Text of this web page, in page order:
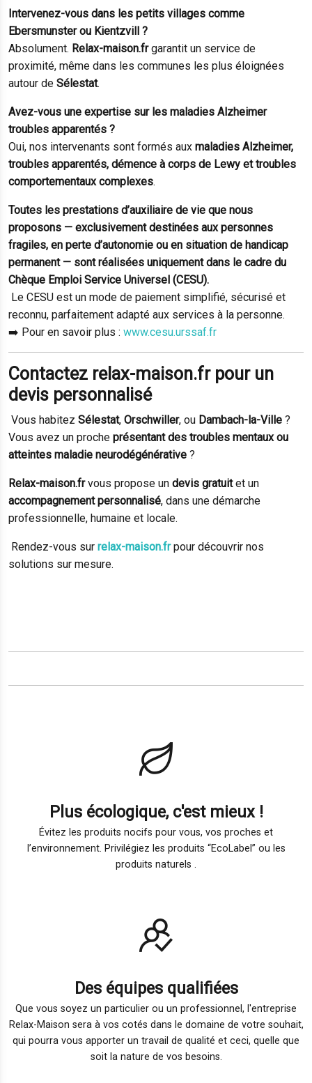
Intervenez-vous dans les petits villages comme
Ebersmunster ou Kientzvill ?
Absolument. Relax-maison.frgarantit un service de
proximité, même dans les communes les plus éloignées
autour de Sélestat.
Avez-vous une expertise sur les maladies Alzheimer
troubles apparentés ?
Oui, nos intervenants sont formés aux maladies Alzheimer,
troubles apparentés, démence à corps de Lewy et troubles
comportementaux complexes.
Toutes les prestations d’auxiliaire de vie que nous
proposons — exclusivement destinées aux personnes
fragiles, en perte d’autonomie ou en situation de handicap
permanent — sont réalisées uniquement dans le cadre du
Chèque Emploi Service Universel (CESU).
Le CESU est un mode de paiement simplifié, sécurisé et
reconnu, parfaitement adapté aux services à la personne.
➡️ Pour en savoir plus : www.cesu.urssaf.fr
Contactez relax-maison.fr pour un
devis personnalisé
Vous habitez Sélestat, Orschwiller, ou Dambach-la-Ville ?
Vous avez un proche présentant des troubles mentaux ou
atteintes maladie neurodégénérative ?
Relax-maison.frvous propose un devis gratuitet un
accompagnement personnalisé, dans une démarche
professionnelle, humaine et locale.
Rendez-vous sur relax-maison.frpour découvrir nos
solutions sur mesure.
Plus écologique, c'est mieux !
Évitez les produits nocifs pour vous, vos proches et
l’environnement. Privilégiez les produits “EcoLabel” ou les
produits naturels .
Des équipes qualifiées
Que vous soyez un particulier ou un professionnel, l'entreprise
Relax-Maison sera à vos cotés dans le domaine de votre souhait,
qui pourra vous apporter un travail de qualité et ceci, quelle que
soit la nature de vos besoins.